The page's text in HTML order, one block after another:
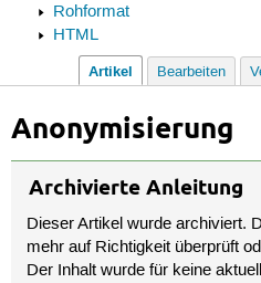
Rohformat
HTML
Artikel Bearbeiten
Anonymisierung
Archivierte Anleitung
Dieser Artikel wurde archiviert.
mehr auf Richtigkeit überprüft
Der Inhalt wurde für keine